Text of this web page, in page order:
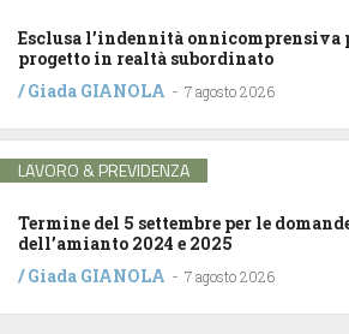
Esclusa l’indennità onnicomprensiva
progetto in realtà subordinato
/Giada GIANOLA - 7 agosto 2026
LAVORO & PREVIDENZA
Termine del 5 settembre per le
dell’amianto 2024 e 2025
/Giada GIANOLA - 7 agosto 2026